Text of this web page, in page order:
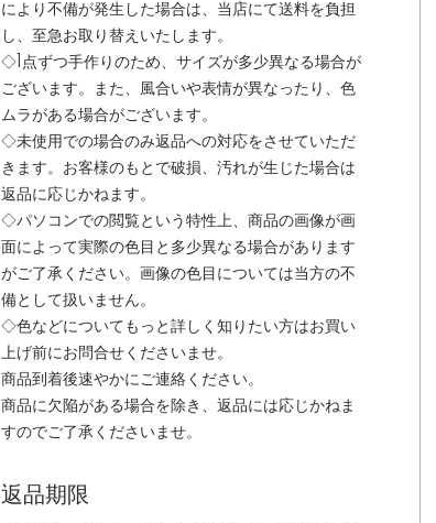
により不備が発生した場合は、当店にて送料を負担
し、至急お取り替えいたします。
◇1点ずつ手作りのため、サイズが多少異なる場合が
ございます。また、風合いや表情が異なったり、色
ムラがある場合がございます。
◇未使用での場合のみ返品への対応をさせていただ
きます。お客様のもとで破損、汚れが生じた場合は
返品に応じかねます。
◇パソコンでの閲覧という特性上、商品の画像が画
面によって実際の色目と多少異なる場合があります
がご了承ください。画像の色目については当方の不
備として扱いません。
◇色などについてもっと詳しく知りたい方はお買い
上げ前にお問合せくださいませ。
商品到着後速やかにご連絡ください。
商品に欠陥がある場合を除き、返品には応じかねま
すのでご了承くださいませ。
返品期限